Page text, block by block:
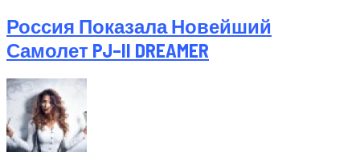
Россия Показала Новейший
Самолет PJ–II DREAMER